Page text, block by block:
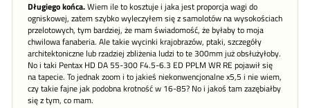
Długiego końca.Wiem ile to kosztuje i jaka jest proporcja wagi do
ogniskowej, zatem szybko wyleczyłem się z samolotów na wysokościach
przelotowych, tym bardziej, że mam świadomość, że byłaby to moja
chwilowa fanaberia. Ale takie wycinki krajobrazów, ptaki, szczegóły
architektoniczne lub rzadziej zbliżenia ludzi to te 300mm już obsłużyłoby.
No i taki Pentax HD DA 55-300 F4.5-6.3 ED PPLM WR RE pojawił się
na tapecie. To jednak zoom i to jakieś niekonwencjonalne x5,5 i nie wiem,
czy takie fajne jak podobna krotność w 16-85? No i jakoś tam zazębiałby
się z tym, co mam.